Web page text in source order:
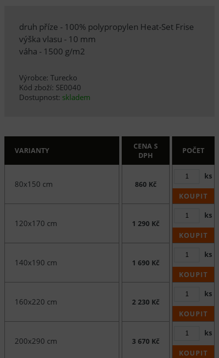
druh příze - 100% polypropylen Heat-Set Frise
výška vlasu - 10 mm
váha - 1500 g/m2
Výrobce: Turecko
Kód zboží: SE0040
Dostupnost: skladem
VARIANTY
CENA S
DPH
POČET
80x150 cm 860 Kč
ks
KOUPIT
120x170 cm 1 290 Kč
ks
KOUPIT
140x190 cm 1 690 Kč
ks
KOUPIT
160x220 cm 2 230 Kč
ks
KOUPIT
200x290 cm 3 670 Kč
ks
KOUPIT